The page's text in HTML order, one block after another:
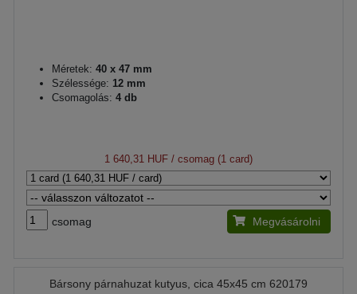
Méretek: 40 x 47 mm
Szélessége: 12 mm
Csomagolás: 4 db
1 640,31 HUF / csomag (1 card)
csomag Megvásárolni
Bársony párnahuzat kutyus, cica 45x45 cm 620179